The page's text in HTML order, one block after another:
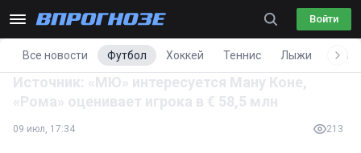
Войти
Все новости Футбол Хоккей Теннис Лыжи
Источник: «МЮ» интересуется Ману Коне,
«Рома» оценивает игрока в € 58,5 млн
09 июл, 17:34 213